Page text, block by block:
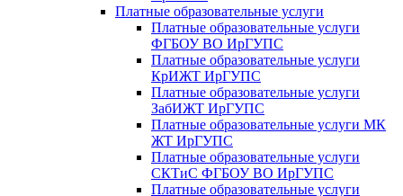
Платные образовательные услуги
Платные образовательные услуги
ФГБОУ ВО ИрГУПС
Платные образовательные услуги
КрИЖТ ИрГУПС
Платные образовательные услуги
ЗабИЖТ ИрГУПС
Платные образовательные услуги МК
ЖТ ИрГУПС
Платные образовательные услуги
СКТиС ФГБОУ ВО ИрГУПС
Платные образовательные услуги